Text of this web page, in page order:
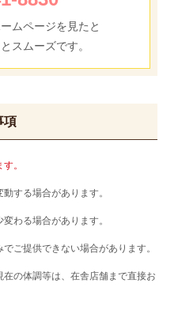
ムページを見たと
スムーズです。
項
。
する場合があります。
わる場合があります。
ご提供できない場合があります。
の体調等は、在舎店舗まで直接お